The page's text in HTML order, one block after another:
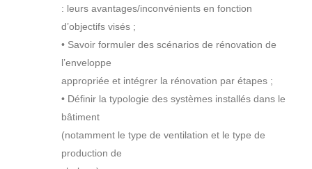
: leurs avantages/inconvénients en fonction
d’objectifs visés ;
• Savoir formuler des scénarios de rénovation de
l’enveloppe
appropriée et intégrer la rénovation par étapes ;
• Définir la typologie des systèmes installés dans le
bâtiment
(notamment le type de ventilation et le type de
production de